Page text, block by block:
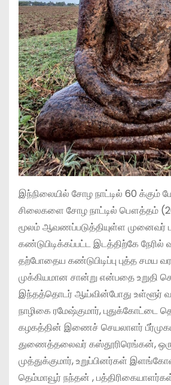
இந்நிலையில் சோழ நாட்டில் 60 க்கும்
சிலைகளை சோழ நாட்டில் பௌத்தம்
மூலம் ஆவணப்படுத்தியுள்ள முனைவர்
கண்டுபிடிக்கப்பட்ட இடத்திற்கே நேரில்
தற்போதைய கண்டுபிடிப்பு புத்த சமய
முக்கியமான சான்று என்பதை உறுதி
இந்தத்தொடர் ஆய்வின்போது உள்ளூர்
நாழிகை ரமேஷ்குமார், புதுக்கோட்டை
கழகத்தின் இணைச் செயலாளர்
துணைத்தலைவர் கஸ்தூரிரெங்கன்,
முத்துக்குமார், உறுப்பினர்கள்
தெம்மாவூர் நந்தன் ,